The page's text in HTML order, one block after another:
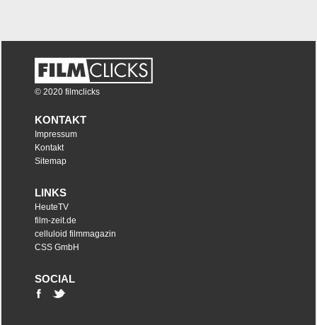
© 2020 filmclicks
KONTAKT
Impressum
Kontakt
Sitemap
LINKS
HeuteTV
film-zeit.de
celluloid filmmagazin
CSS GmbH
SOCIAL